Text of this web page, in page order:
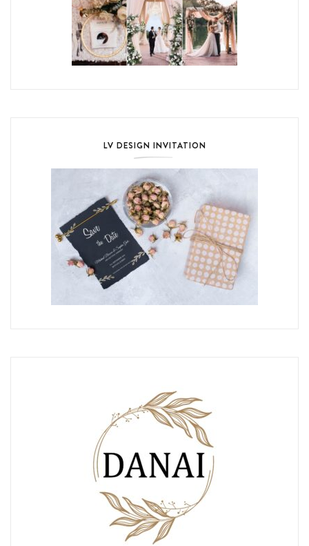
LV DESIGN INVITATION